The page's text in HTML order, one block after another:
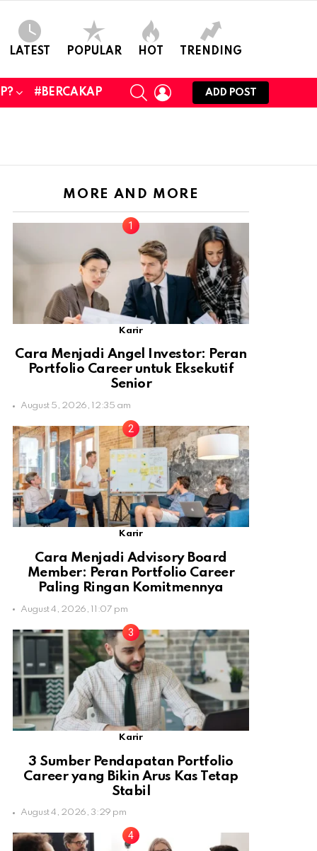
LATEST POPULAR HOT TRENDING
#BERCAKAP
SEARCHLOGIN
ADD POST
MORE AND MORE
Karir
Cara Menjadi Angel Investor: Peran
Portfolio Career untuk Eksekutif
Senior
August 5, 2026, 12:35 am
Karir
Cara Menjadi Advisory Board
Member: Peran Portfolio Career
Paling Ringan Komitmennya
August 4, 2026, 11:07 pm
Karir
3 Sumber Pendapatan Portfolio
Career yang Bikin Arus Kas Tetap
Stabil
August 4, 2026, 3:29 pm